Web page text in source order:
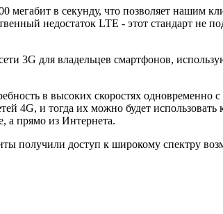
в секунду, что позволяет нашим
недостаток LTE - этот стандарт не
3G для владельцев смартфонов,
в высоких скоростях одновременно
4G, и тогда их можно будет использовать
а прямо из Интернета.
получили доступ к широкому спектру